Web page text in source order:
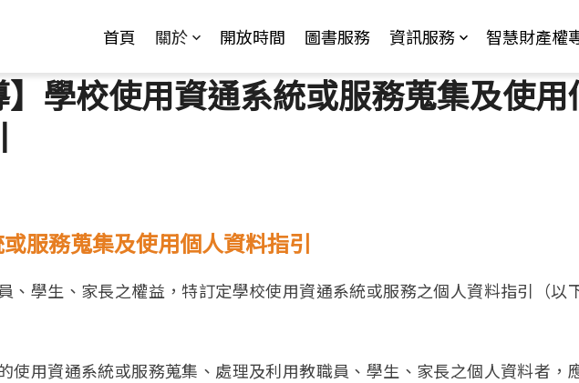
首頁 關於 開放時間 圖書服務 資訊服務 智慧財產權
】學校使用資通系統或服務蒐集及使用
服務蒐集及使用個人資料指引
、學生、家長之權益，特訂定學校使用資通系統或服務之個人資料指引（以
使用資通系統或服務蒐集、處理及利用教職員、學生、家長之個人資料者，